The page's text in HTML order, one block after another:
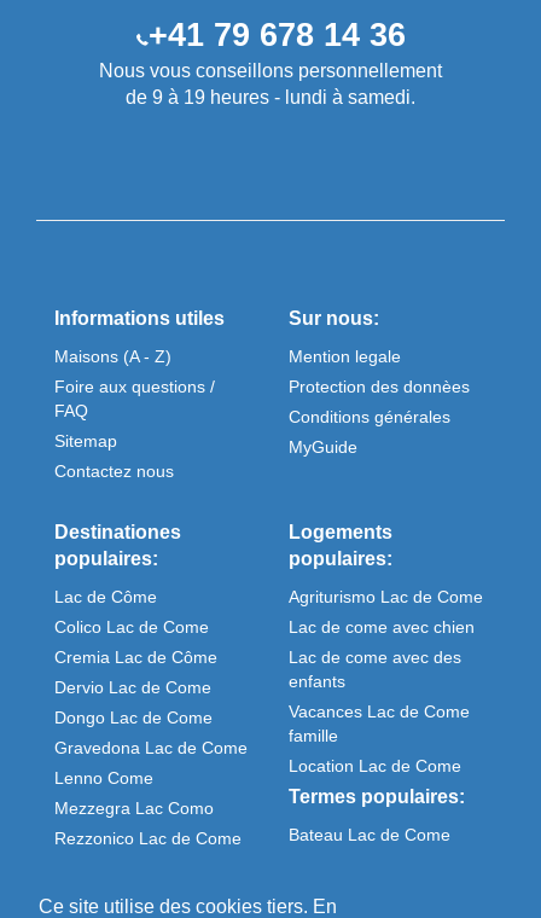
Ce site utilise des cookies tiers. En
+41 79 678 14 36
Nous vous conseillons personnellement
de 9 à 19 heures - lundi à samedi.
Informations utiles
Maisons (A - Z)
Foire aux questions /
FAQ
Sitemap
Contactez nous
Sur nous:
Mention legale
Protection des donnèes
Conditions générales
MyGuide
Destinationes
populaires:
Lac de Côme
Colico Lac de Come
Cremia Lac de Côme
Dervio Lac de Come
Dongo Lac de Come
Gravedona Lac de Come
Lenno Come
Mezzegra Lac Como
Rezzonico Lac de Come
Logements
populaires:
Agriturismo Lac de Come
Lac de come avec chien
Lac de come avec des
enfants
Vacances Lac de Come
famille
Location Lac de Come
Termes populaires:
Bateau Lac de Come